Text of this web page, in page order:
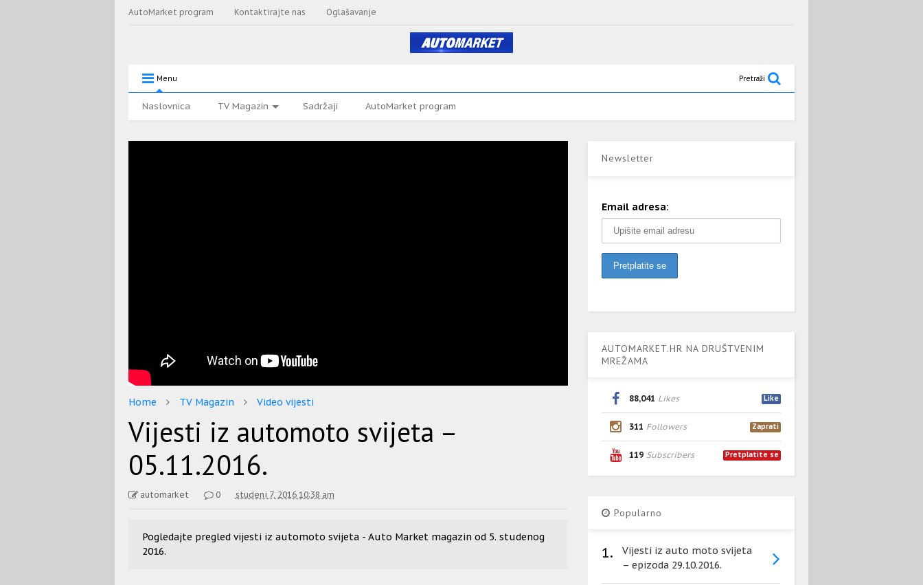
AutoMarket program Kontaktirajte nas Oglašavanje
Menu Pretraži
Naslovnica TV Magazin Sadržaji AutoMarket program
Home TV Magazin Video vijesti
Vijesti iz automoto svijeta –
05.11.2016.
automarket 0 studeni 7, 2016 10:38 am
Pogledajte pregled vijesti iz automoto svijeta - Auto Market magazin od 5. studenog
2016.
Newsletter
Email adresa:
AUTOMARKET.HR NA DRUŠTVENIM
MREŽAMA
88,041 Likes Like
311 Followers Zaprati
119 Subscribers Pretplatite se
Popularno
1.
Vijesti iz auto moto svijeta
– epizoda 29.10.2016.